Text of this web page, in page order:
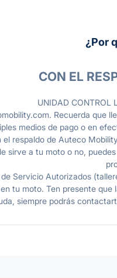
¿Por
CON EL
UNIDAD CONTROL
Recuerda que
medios de pago o en
respaldo de Auteco
sirve a tu moto o no,
Servicio Autorizados
tu moto. Ten presente
siempre podrás